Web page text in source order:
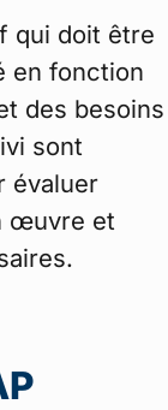
qui doit être
en fonction
des besoins
sont
évaluer
œuvre et